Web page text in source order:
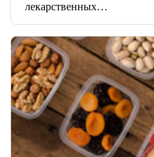
лекарственных…